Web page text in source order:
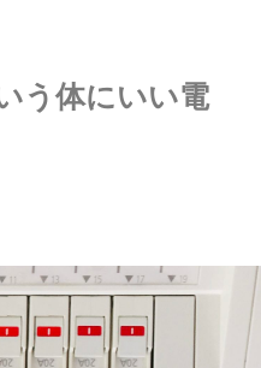
う体にいい電